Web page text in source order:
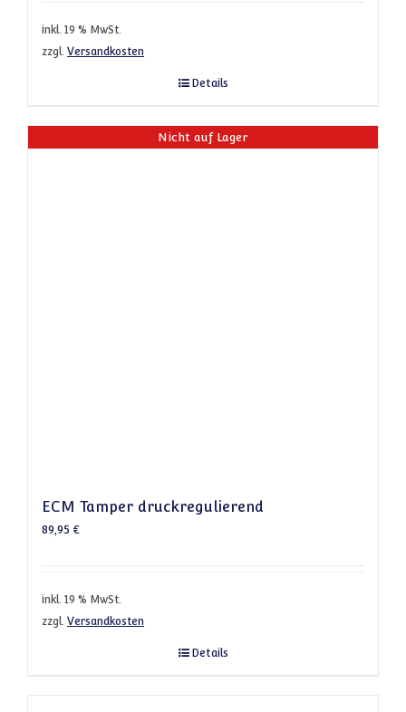
inkl. 19 % MwSt.
zzgl. Versandkosten
Details
Nicht auf Lager
ECM Tamper druckregulierend
89,95 €
inkl. 19 % MwSt.
zzgl. Versandkosten
Details